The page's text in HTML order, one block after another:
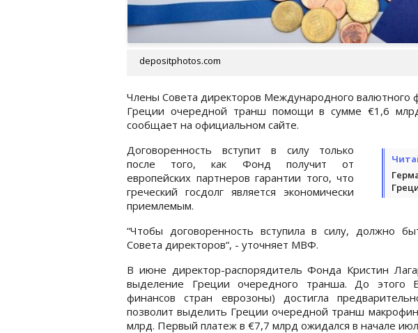
depositphotos.com
Члены Совета директоров Международного валютного
Греции очередной транш помощи в сумме €1,6
сообщает на официальном сайте.
Договоренность вступит в силу только
после того, как Фонд получит от
европейских партнеров гарантии того, что
греческий госдолг является экономически
приемлемым.
“Чтобы договоренность вступила в силу, должно
Совета директоров“, - уточняет МВФ.
В июне директор-распорядитель Фонда Кристин
выделение Греции очередного транша. До этого
финансов стран еврозоны) достигла
позволит выделить Греции очередной транш
млрд. Первый платеж в €7,7 млрд ожидался в начале